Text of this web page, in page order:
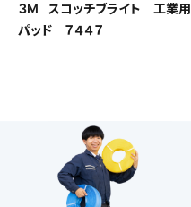
３Ｍ スコッチブライト 工業用
パッド ７４４７